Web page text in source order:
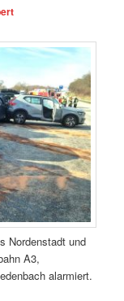
Nordenstadt und
A3,
alarmiert.